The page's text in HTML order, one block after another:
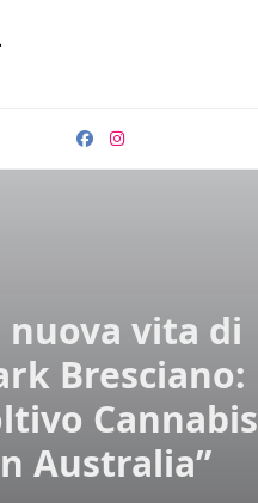
nuova vita di
Bresciano:
Cannabis
Australia”